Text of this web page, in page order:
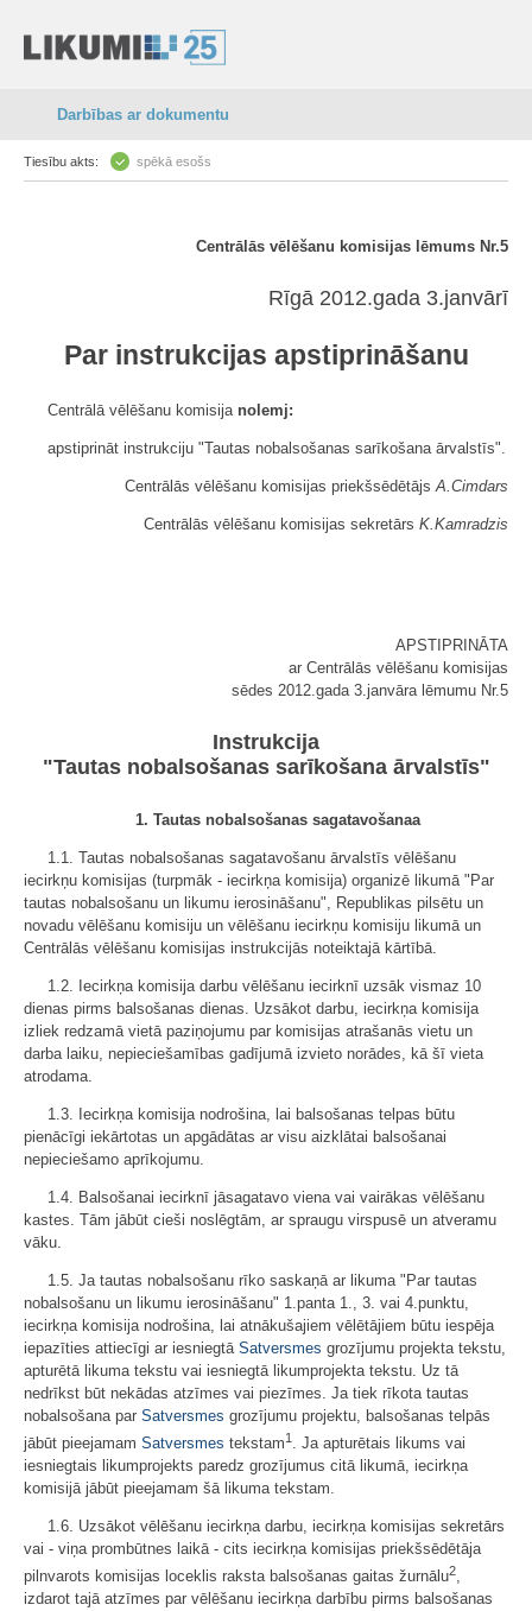
Darbības ar dokumentu
Tiesību akts: spēkā esošs
Centrālās vēlēšanu komisijas lēmums Nr.5
Rīgā 2012.gada 3.janvārī
Par instrukcijas apstiprināšanu
Centrālā vēlēšanu komisija nolemj:
apstiprināt instrukciju "Tautas nobalsošanas sarīkošana ārvalstīs".
Centrālās vēlēšanu komisijas priekšsēdētājs A.Cimdars
Centrālās vēlēšanu komisijas sekretārs K.Kamradzis
APSTIPRINĀTA
ar Centrālās vēlēšanu komisijas
sēdes 2012.gada 3.janvāra lēmumu Nr.5
Instrukcija
"Tautas nobalsošanas sarīkošana ārvalstīs"
1. Tautas nobalsošanas sagatavošanaa
1.1. Tautas nobalsošanas sagatavošanu ārvalstīs vēlēšanu
iecirkņu komisijas (turpmāk - iecirkņa komisija) organizē likumā "Par
tautas nobalsošanu un likumu ierosināšanu", Republikas pilsētu un
novadu vēlēšanu komisiju un vēlēšanu iecirkņu komisiju likumā un
Centrālās vēlēšanu komisijas instrukcijās noteiktajā kārtībā.
1.2. Iecirkņa komisija darbu vēlēšanu iecirknī uzsāk vismaz 10
dienas pirms balsošanas dienas. Uzsākot darbu, iecirkņa komisija
izliek redzamā vietā paziņojumu par komisijas atrašanās vietu un
darba laiku, nepieciešamības gadījumā izvieto norādes, kā šī vieta
atrodama.
1.3. Iecirkņa komisija nodrošina, lai balsošanas telpas būtu
pienācīgi iekārtotas un apgādātas ar visu aizklātai balsošanai
nepieciešamo aprīkojumu.
1.4. Balsošanai iecirknī jāsagatavo viena vai vairākas vēlēšanu
kastes. Tām jābūt cieši noslēgtām, ar spraugu virspusē un atveramu
vāku.
1.5. Ja tautas nobalsošanu rīko saskaņā ar likuma "Par tautas
nobalsošanu un likumu ierosināšanu" 1.panta 1., 3. vai 4.punktu,
iecirkņa komisija nodrošina, lai atnākušajiem vēlētājiem būtu iespēja
iepazīties attiecīgi ar iesniegtā Satversmes grozījumu projekta tekstu,
apturētā likuma tekstu vai iesniegtā likumprojekta tekstu. Uz tā
nedrīkst būt nekādas atzīmes vai piezīmes. Ja tiek rīkota tautas
nobalsošana par Satversmes grozījumu projektu, balsošanas telpās
jābūt pieejamam Satversmes tekstam1 . Ja apturētais likums vai
iesniegtais likumprojekts paredz grozījumus citā likumā, iecirkņa
komisijā jābūt pieejamam šā likuma tekstam.
1.6. Uzsākot vēlēšanu iecirkņa darbu, iecirkņa komisijas sekretārs
vai - viņa prombūtnes laikā - cits iecirkņa komisijas priekšsēdētāja
pilnvarots komisijas loceklis raksta balsošanas gaitas žurnālu2,
izdarot tajā atzīmes par vēlēšanu iecirkņa darbību pirms balsošanas